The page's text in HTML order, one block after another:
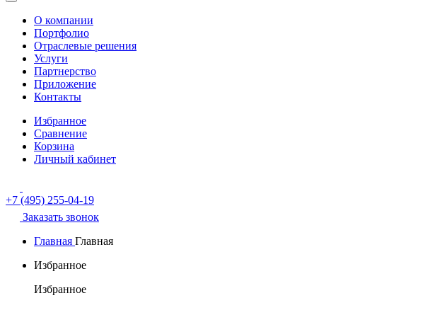
О компании
Портфолио
Отраслевые решения
Услуги
Партнерство
Приложение
Контакты
Избранное
Сравнение
Корзина
Личный кабинет
+7 (495) 255-04-19
Заказать звонок
Главная Главная
Избранное
Избранное